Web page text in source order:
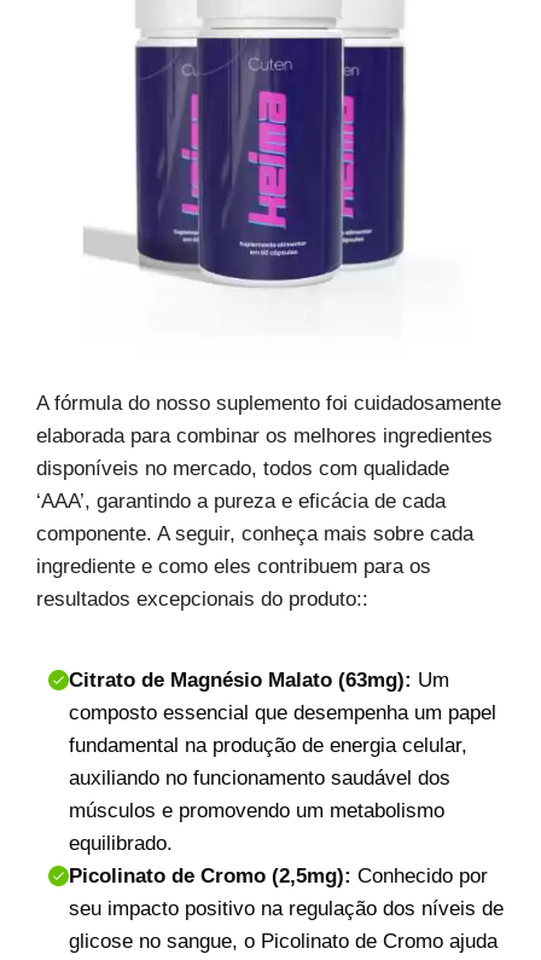
A fórmula do nosso suplemento foi cuidadosamente
elaborada para combinar os melhores ingredientes
disponíveis no mercado, todos com qualidade
‘AAA’, garantindo a pureza e eficácia de cada
componente. A seguir, conheça mais sobre cada
ingrediente e como eles contribuem para os
resultados excepcionais do produto::
Citrato de Magnésio Malato (63mg): Um
composto essencial que desempenha um papel
fundamental na produção de energia celular,
auxiliando no funcionamento saudável dos
músculos e promovendo um metabolismo
equilibrado.
Picolinato de Cromo (2,5mg): Conhecido por
seu impacto positivo na regulação dos níveis de
glicose no sangue, o Picolinato de Cromo ajuda